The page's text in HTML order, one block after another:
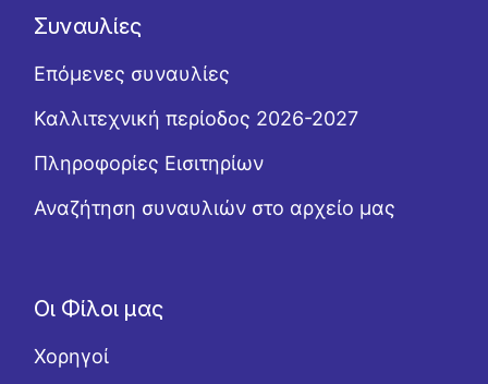
Συναυλίες
Επόμενες συναυλίες
Καλλιτεχνική περίοδος 2026-2027
Πληροφορίες Εισιτηρίων
Αναζήτηση συναυλιών στο αρχείο μας
Οι Φίλοι μας
Χορηγοί